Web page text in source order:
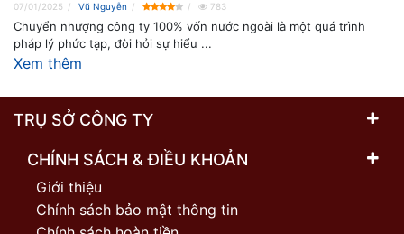
07/01/2025 Vũ Nguyễn 783
Chuyển nhượng công ty 100% vốn nước ngoài là một quá trình
pháp lý phức tạp, đòi hỏi sự hiểu ...
Xem thêm
TRỤ SỞ CÔNG TY
CHÍNH SÁCH & ĐIỀU KHOẢN
Giới thiệu
Chính sách bảo mật thông tin